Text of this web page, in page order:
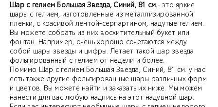
Шар с гелием Большая Звезда, Синий, 81 см.- это яркие
шары с гелием, изготовленные из металлизированной
пленки, с красивой лентой-серпартином, надутые гелием.
Вы можете собрать из них восхитительный букет или
фонтан. Например, очень хорошо сочетаются между
собой шары звезды и цифры. Летает такой шар звезда
фольгированный с гелием от недели и более.
Помимо Шар с гелием Большая Звезда, Синий, 81 см. у нас
есть также другие фольгированные шары различных форм
и цветов. Вы можете найти и заказать их ниже. Мы можем
нанести для вас любую надпись на этот надувной шар.